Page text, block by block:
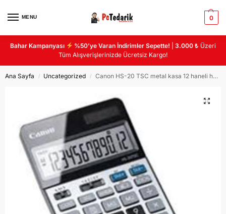
MENU 0
Bahar Kampanyası %50’ye Varan İndirimler Sepette! |3.000 ₺ Üzeri
Tüm Alışverişlerinizde Ücretsiz Kargo!
Ana Sayfa / Uncategorized / Canon HS-20 TSC metal kasa 12 haneli hesap makinası